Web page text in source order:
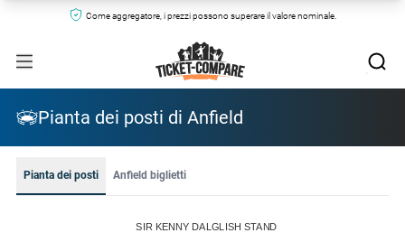
Come aggregatore, i prezzi possono superare il valore nominale.
Pianta dei posti di Anfield
Pianta dei posti Anfield biglietti
SIR KENNY DALGLISH STAND